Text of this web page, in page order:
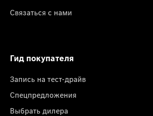
Связаться с нами
Гид покупателя
Запись на тест-драйв
Спецпредложения
Выбрать дилера